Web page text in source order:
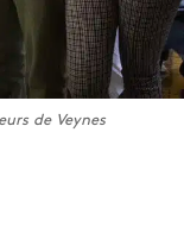
de Veynes